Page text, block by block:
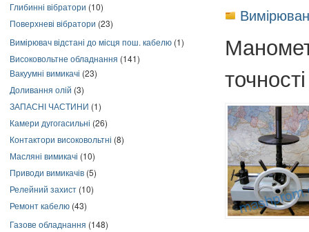
Глибинні вібратори (10)
Поверхневі вібратори (23)
Вимірювач відстані до місця пош. кабелю (1)
Високовольтне обладнання (141)
Вакуумні вимикачі (23)
Доливання олій (3)
ЗАПАСНІ ЧАСТИНИ (1)
Камери дугогасильні (26)
Контактори високовольтні (8)
Масляні вимикачі (10)
Приводи вимикачів (5)
Релейний захист (10)
Ремонт кабелю (43)
Газове обладнання (148)